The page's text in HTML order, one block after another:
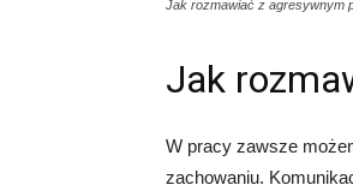
Jak rozmawiać z agresywnym
Jak
W pracy zawsze
zachowaniu.